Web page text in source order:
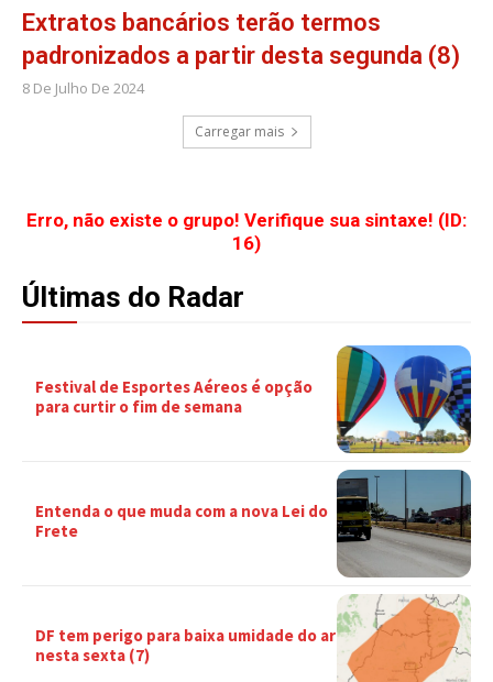
Extratos bancários terão termos
padronizados a partir desta segunda (8)
8 De Julho De 2024
Carregar mais
Erro, não existe o grupo! Verifique sua sintaxe! (ID:
16)
Últimas do Radar
Festival de Esportes Aéreos é opção
para curtir o fim de semana
Entenda o que muda com a nova Lei do
Frete
DF tem perigo para baixa umidade do ar
nesta sexta (7)